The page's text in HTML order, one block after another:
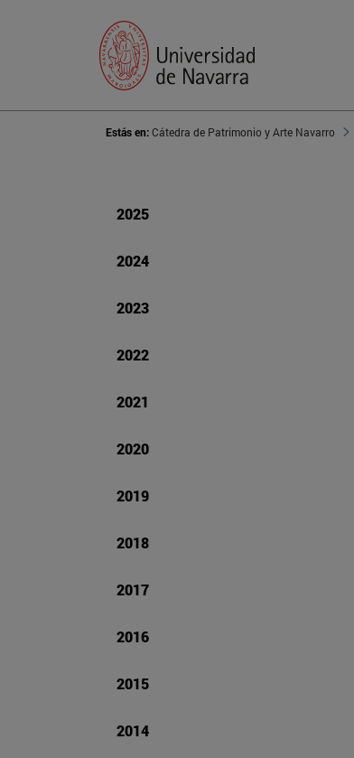
Estás en:Cátedra de Patrimonio y Arte Navarro
2025
2024
2023
2022
2021
2020
2019
2018
2017
2016
2015
2014